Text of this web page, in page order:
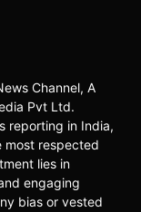
Channel, A
Pvt Ltd.
reporting in India,
most respected
lies in
engaging
bias or vested